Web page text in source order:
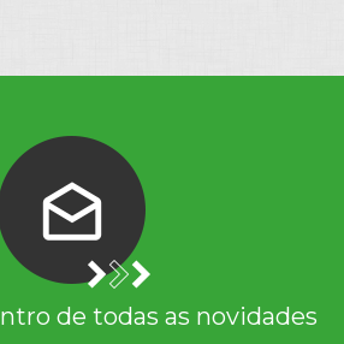
de todas as novidades